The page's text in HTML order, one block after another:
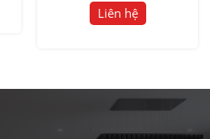
Liên hệ